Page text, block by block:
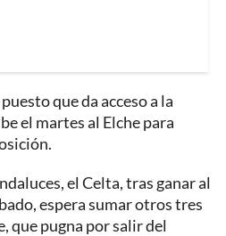
que da acceso a la
el martes al Elche para
el Celta, tras ganar al
espera sumar otros tres
que pugna por salir del